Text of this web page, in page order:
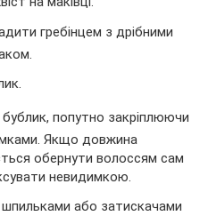
гребінцем з дрібними
попутно закріплюючи
Якщо довжина
обернути волоссям сам
невидимкою.
шпильками або затискачами